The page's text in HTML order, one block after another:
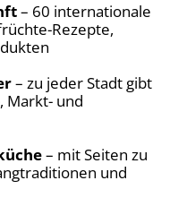
– 60 internationale
Rezepte,
– zu jeder Stadt gibt
Markt- und
– mit Seiten zu
und